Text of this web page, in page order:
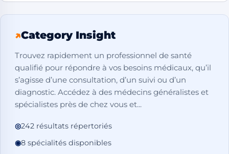
↗Category Insight
Trouvez rapidement un professionnel de santé
qualifié pour répondre à vos besoins médicaux, qu’il
s’agisse d’une consultation, d’un suivi ou d’un
diagnostic. Accédez à des médecins généralistes et
spécialistes près de chez vous et...
◎242 résultats répertoriés
◉8 spécialités disponibles